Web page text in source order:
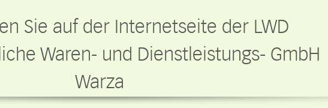
Sie auf der Internetseite der LWD
Waren- und Dienstleistungs- GmbH
Warza